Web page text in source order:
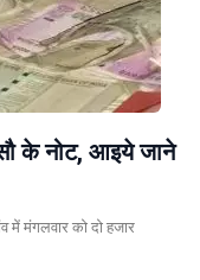
के नोट, आइये जाने
में मंगलवार को दो हजार